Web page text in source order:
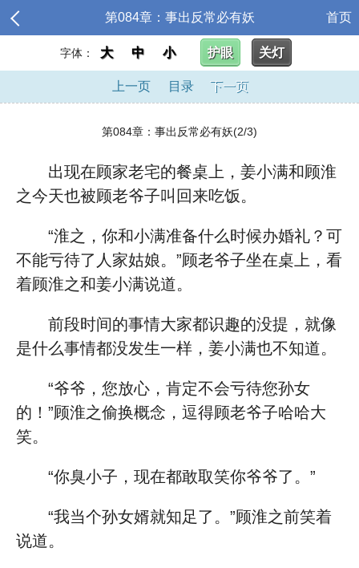
第084章：事出反常必有妖 首页
字体： 大 中 小 护眼 关灯
上一页 目录 下一页
第084章：事出反常必有妖(2/3)
出现在顾家老宅的餐桌上，姜小满和顾淮
之今天也被顾老爷子叫回来吃饭。
“淮之，你和小满准备什么时候办婚礼？可
不能亏待了人家姑娘。”顾老爷子坐在桌上，看
着顾淮之和姜小满说道。
前段时间的事情大家都识趣的没提，就像
是什么事情都没发生一样，姜小满也不知道。
“爷爷，您放心，肯定不会亏待您孙女
的！”顾淮之偷换概念，逗得顾老爷子哈哈大
笑。
“你臭小子，现在都敢取笑你爷爷了。”
“我当个孙女婿就知足了。”顾淮之前笑着
说道。